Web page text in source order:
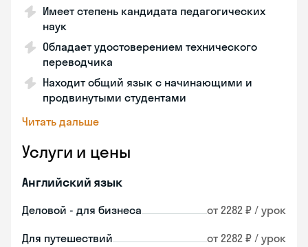
Имеет степень кандидата педагогических
наук
Обладает удостоверением технического
переводчика
Находит общий язык с начинающими и
продвинутыми студентами
Читать дальше
Услуги и цены
Английский язык
Деловой - для бизнеса от 2282 ₽ / урок
Для путешествий от 2282 ₽ / урок